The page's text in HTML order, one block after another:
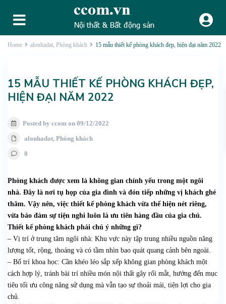
Home alonhadat, Phòng khách 15 mẫu thiết kế phòng khách đẹp, hiện đại năm 2022
15 MẪU THIẾT KẾ PHÒNG KHÁCH ĐẸP,
HIỆN ĐẠI NĂM 2022
Posted by ccom on 09/12/2022
alonhadat, Phòng khách
0
Phòng khách được xem là không gian chính yếu trong một ngôi
nhà. Đây là nơi tụ họp của gia đình và đón tiếp những vị khách ghé
thăm. Vậy nên, việc thiết kế phòng khách vừa thể hiện nét riêng,
vừa bảo đảm sự tiện nghi luôn là ưu tiên hàng đầu của gia chủ.
Thiết kế phòng khách phải chú ý những gì?
– Vị trí ở trung tâm ngôi nhà: Khu vực này tập trung nhiều nguồn năng
lượng tốt, rộng, thoáng và có tầm nhìn bao quát quang cảnh bên ngoài.
– Bố trí khoa học: Cần khéo léo sắp xếp không gian phòng khách một
cách hợp lý, tránh bài trí nhiều món nội thất gây rối mắt, hướng đến mục
tiêu tối ưu công năng sử dụng mà vẫn tạo sự thoải mái, tiện lợi cho gia
chủ.